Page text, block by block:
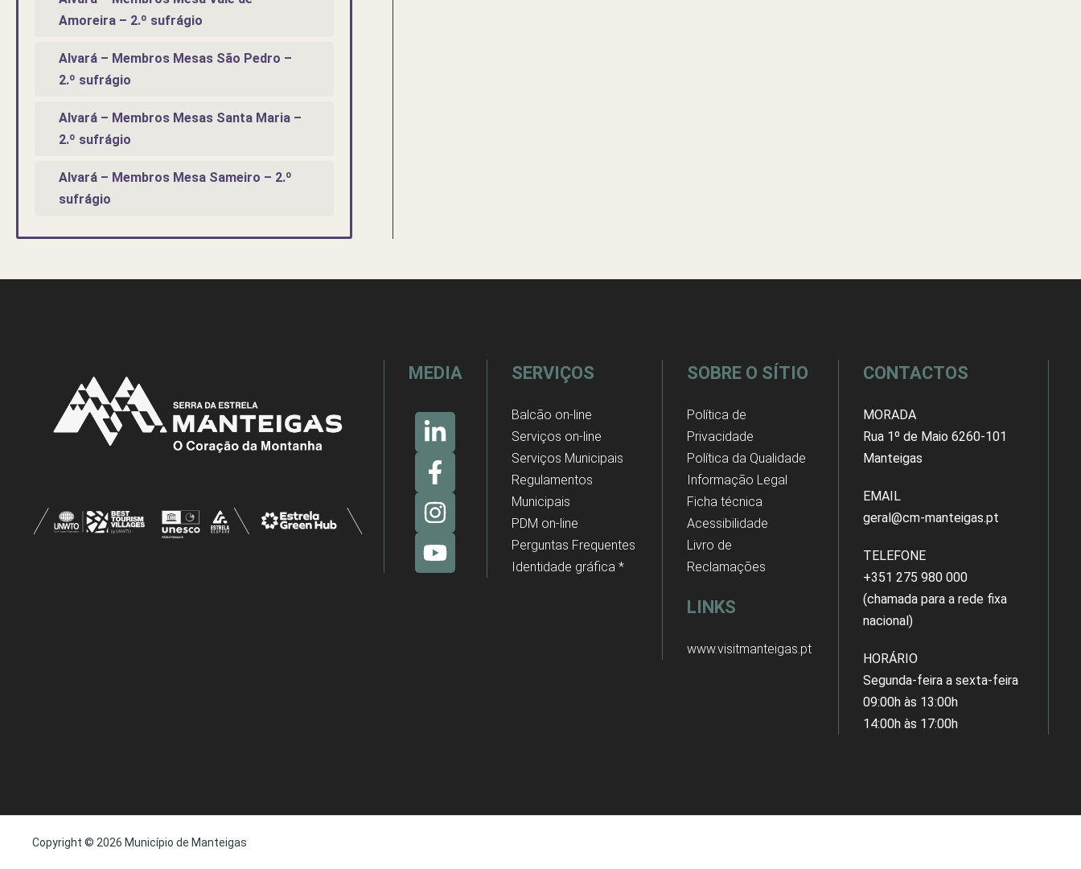
Amoreira – 2.º sufrágio
Alvará – Membros Mesas São Pedro –
2.º sufrágio
Alvará – Membros Mesas Santa Maria –
2.º sufrágio
Alvará – Membros Mesa Sameiro – 2.º
sufrágio
MEDIA SERVIÇOS
Balcão on-line
Serviços on-line
Serviços Municipais
Regulamentos
Municipais
PDM on-line
Perguntas Frequentes
Identidade gráfica *
SOBRE O SÍTIO
Política de
Privacidade
Política da Qualidade
Informação Legal
Ficha técnica
Acessibilidade
Livro de
Reclamações
LINKS
www.visitmanteigas.pt
CONTACTOS
MORADA
Rua 1º de Maio 6260-101
Manteigas
EMAIL
geral@cm-manteigas.pt
TELEFONE
+351 275 980 000
(chamada para a rede fixa
nacional)
HORÁRIO
Segunda-feira a sexta-feira
09:00h às 13:00h
14:00h às 17:00h
Copyright © 2026 Município de Manteigas